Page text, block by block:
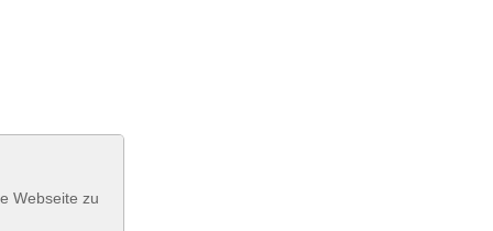
Webseite zu